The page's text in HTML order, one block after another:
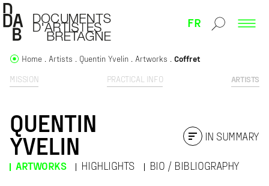
FR
MISSION PRACTICAL INFO ARTISTS
Home Artists Quentin Yvelin Artworks Coffret
QUENTIN
YVELIN
ARTWORKS HIGHLIGHTS BIO / BIBLIOGRAPHY
IN SUMMARY